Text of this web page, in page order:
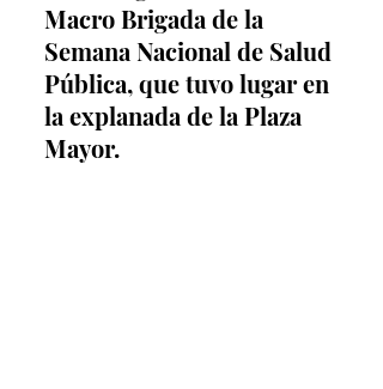
Macro Brigada de la
Semana Nacional de Salud
Pública, que tuvo lugar en
la explanada de la Plaza
Mayor.